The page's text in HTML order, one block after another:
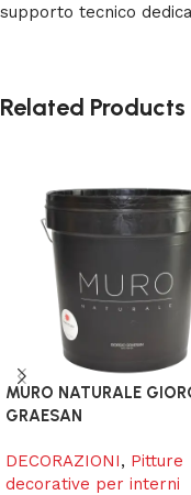
supporto tecnico
Related Products
MURO NATURALE
GRAESAN
DECORAZIONI, Pitture
decorative per interni